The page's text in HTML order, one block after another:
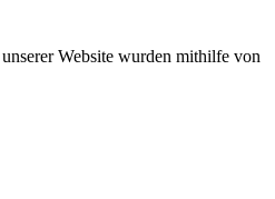
Website wurden mithilfe von